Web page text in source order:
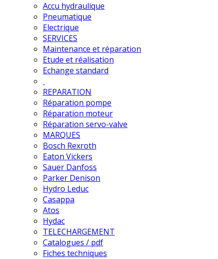
Accu hydraulique
Pneumatique
Electrique
SERVICES
Maintenance et réparation
Etude et réalisation
Echange standard
REPARATION
Réparation pompe
Réparation moteur
Réparation servo-valve
MARQUES
Bosch Rexroth
Eaton Vickers
Sauer Danfoss
Parker Denison
Hydro Leduc
Casappa
Atos
Hydac
TELECHARGEMENT
Catalogues / pdf
Fiches techniques